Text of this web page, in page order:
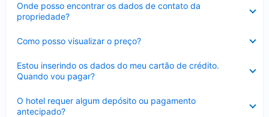
Onde posso encontrar os dados de contato da
propriedade?
Como posso visualizar o preço?
Estou inserindo os dados do meu cartão de crédito.
Quando vou pagar?
O hotel requer algum depósito ou pagamento
antecipado?